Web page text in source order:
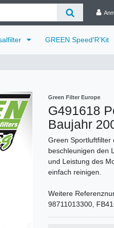
GREEN Speed'R'Kit
Green Filter Europe
G491618
Baujahr
Green Sportluftfilter
beschleunigen den
und Leistung des
einfach reinigen.
Weitere
98711013300,